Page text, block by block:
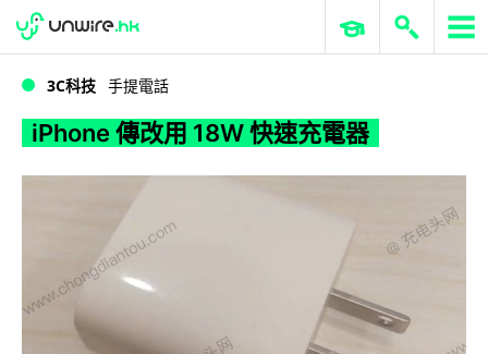
iPhone 傳改用 18W 快速充電器
WWDC 2026 ERP 與商業 AI
3C科技 手提電話
iPhone 傳改用 18W 快速充電器